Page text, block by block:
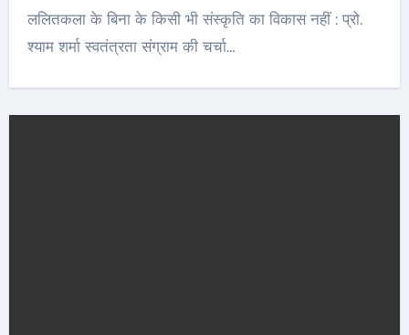
ललितकला के बिना के किसी भी संस्कृति का विकास नहीं : प्रो.
श्याम शर्मा स्वतंत्रता संग्राम की चर्चा…